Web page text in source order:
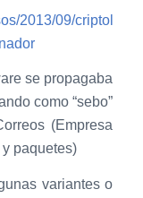
2013/09/
se propagaba
como “sebo”
(Empresa
paquetes)
variantes o